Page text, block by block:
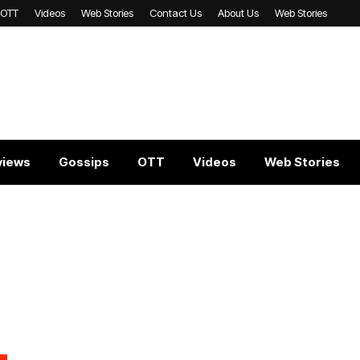
OTT Videos Web Stories Contact Us About Us Web Stories
Gossips OTT Videos Web Stories